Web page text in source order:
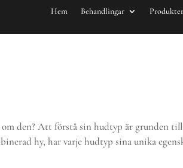
Hem Behandlingar Produkter
den? Att förstå sin hudtyp är grunden
hy, har varje hudtyp sina unika